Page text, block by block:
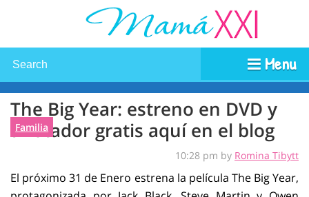
Menu
The Big Year: estreno en DVD y
anotador gratis aquí en el blog
Familia
10:28 pm by Romina Tibytt
El próximo 31 de Enero estrena la película The Big Year,